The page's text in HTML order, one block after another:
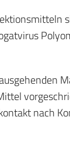
nach